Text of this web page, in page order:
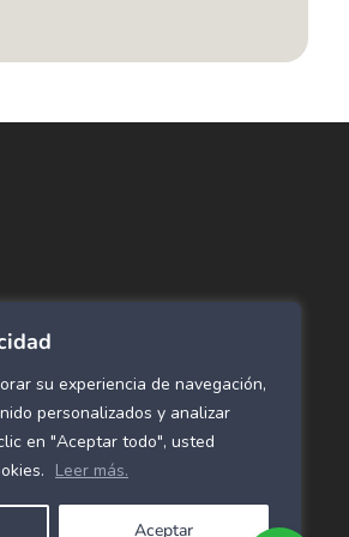
su experiencia de navegación,
personalizados y analizar
en "Aceptar todo", usted
Leer más.
Aceptar